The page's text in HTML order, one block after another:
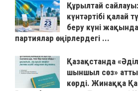
Құрылтай
күнтәртібі қалай
беру күні
партиялар өңірлердегі ...
Қазақстанда
шыншыл сөз»
көрді. Жинаққа